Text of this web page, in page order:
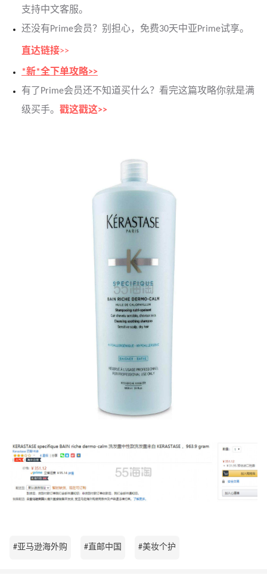
支持中文客服。
还没有Prime会员？别担心，免费30天中亚Prime试享。
直达链接>>
*新*全下单攻略>>
有了Prime会员还不知道买什么？看完这篇攻略你就是满
级买手。 戳这戳这>>
#亚马逊海外购 #直邮中国 #美妆个护